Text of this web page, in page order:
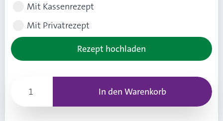
Mit Kassenrezept
Mit Privatrezept
Rezept hochladen
In den Warenkorb